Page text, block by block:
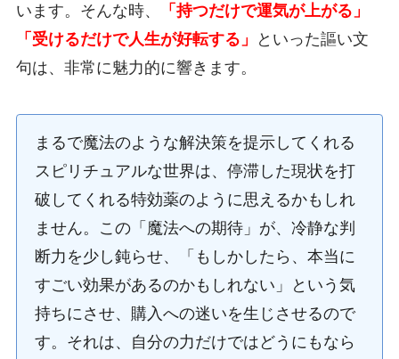
います。そんな時、
「持つだけで運気が上がる」
「受けるだけで人生が好転する」
といった謳い文
句は、非常に魅力的に響きます。
まるで魔法のような解決策を提示してくれる
スピリチュアルな世界は、停滞した現状を打
破してくれる特効薬のように思えるかもしれ
ません。この「魔法への期待」が、冷静な判
断力を少し鈍らせ、「もしかしたら、本当に
すごい効果があるのかもしれない」という気
持ちにさせ、購入への迷いを生じさせるので
す。それは、自分の力だけではどうにもなら